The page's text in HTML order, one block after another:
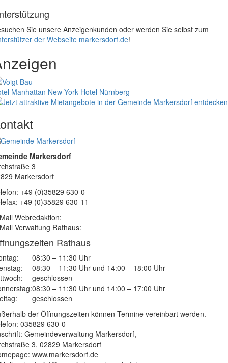
Sie unsere Anzeigenkunden oder werden Sie selbst zum
der Webseite markersdorf.de!
Manhattan New York Hotel Nürnberg
Markersdorf
3
Markersdorf
+49 (0)35829 630-0
+49 (0)35829 630-11
Webredaktion:
Verwaltung Rathaus:
Rathaus
08:30 – 11:30 Uhr
08:30 – 11:30 Uhr und 14:00 – 18:00 Uhr
geschlossen
08:30 – 11:30 Uhr und 14:00 – 17:00 Uhr
geschlossen
der Öffnungszeiten können Termine vereinbart werden.
035829 630-0
Gemeindeverwaltung Markersdorf,
3, 02829 Markersdorf
www.markersdorf.de